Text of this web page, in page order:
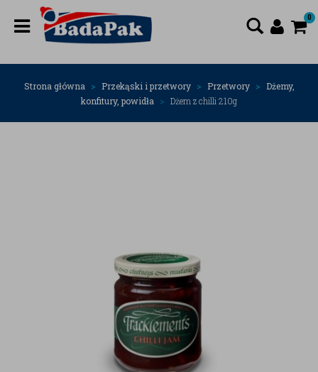
0
Strona główna Przekąski i przetwory Przetwory
Dżemy,
konfitury, powidła
Dżem z chilli 210g